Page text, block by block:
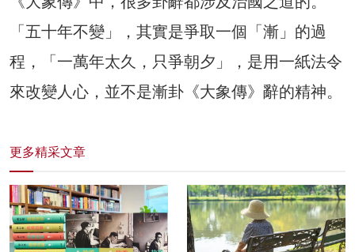
「五十年不變」，其實是爭取一個「漸」的過
程，「一萬年太久，只爭朝夕」，是用一紙法令
來改變人心，並不是漸卦《大象傳》辭的精神。
更多精采文章